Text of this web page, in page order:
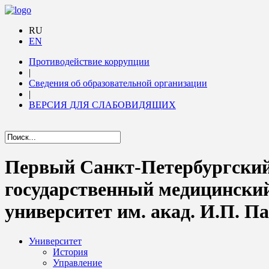
RU
EN
Противодействие коррупции
|
Сведения об образовательной организации
|
ВЕРСИЯ ДЛЯ СЛАБОВИДЯЩИХ
Первый Санкт-
государственный
университет им. акад. И.П.
Университет
История
Управление